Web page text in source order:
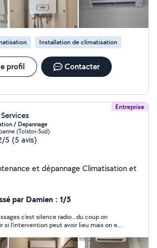
Installation de climatisation
profil Contacter
Entreprise
/ Depannage
(Tolstoi-Sud)
5 (5 avis)
et dépannage Climatisation et
par Damien : 1/5
c'est silence radio...du coup on
si l'intervention peut avoir lieu mais on est